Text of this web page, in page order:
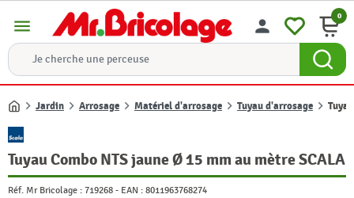
menu person 0
Accueil
Jardin Arrosage Matériel d'arrosage Tuyau d'arrosage
Tuyau Combo NTS jaune Ø 15 mm au mètre SCALA
Réf. Mr Bricolage : 719268 - EAN : 8011963768274